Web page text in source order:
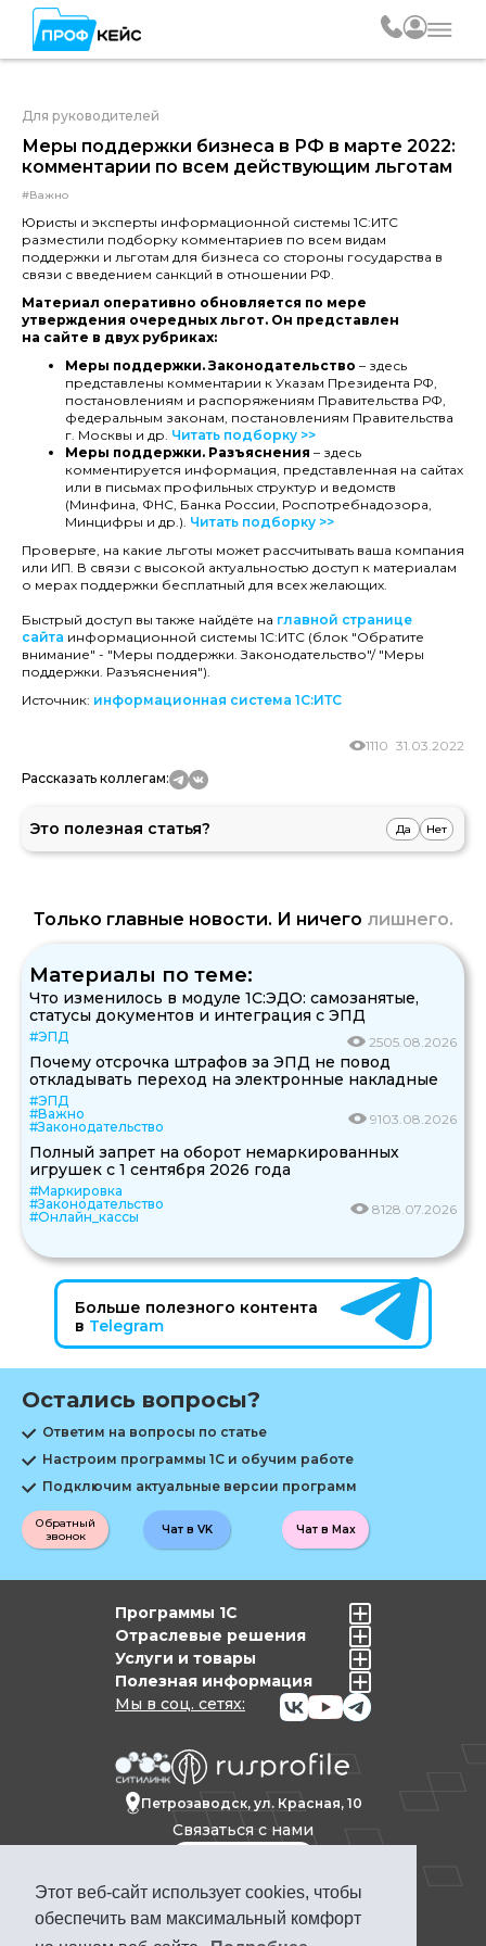
Этот веб-сайт использует cookies, чтобы
обеспечить вам максимальный комфорт
Для руководителей
Меры поддержки бизнеса в РФ в марте 2022:
комментарии по всем действующим льготам
#Важно
Юристы и эксперты информационной системы 1С:ИТС
разместили подборку комментариев по всем видам
поддержки и льготам для бизнеса со стороны государства в
связи с введением санкций в отношении РФ.
Материал оперативно обновляется по мере
утверждения очередных льгот. Он представлен
на сайте в двух рубриках:
Меры поддержки. Законодательство – здесь
представлены комментарии к Указам Президента РФ,
постановлениям и распоряжениям Правительства РФ,
федеральным законам, постановлениям Правительства
г. Москвы и др. Читать подборку >>
Меры поддержки. Разъяснения – здесь
комментируется информация, представленная на сайтах
или в письмах профильных структур и ведомств
(Минфина, ФНС, Банка России, Роспотребнадозора,
Минцифры и др.). Читать подборку >>
Проверьте, на какие льготы может рассчитывать ваша компания
или ИП. В связи с высокой актуальностью доступ к материалам
о мерах поддержки бесплатный для всех желающих.
Быстрый доступ вы также найдёте на главной странице
сайта информационной системы 1С:ИТС (блок "Обратите
внимание" - "Меры поддержки. Законодательство"/ "Меры
поддержки. Разъяснения").
Источник: информационная система 1С:ИТС
31.03.2022
1110
Рассказать коллегам:
Это полезная статья? Да Нет
Только главные новости. И ничего лишнего.
Материалы по теме:
Что изменилось в модуле 1С:ЭДО: самозанятые,
статусы документов и интеграция с ЭПД
#ЭПД 2505.08.2026
Почему отсрочка штрафов за ЭПД не повод
откладывать переход на электронные накладные
#ЭПД
#Важно
#Законодательство
9103.08.2026
Полный запрет на оборот немаркированных
игрушек с 1 сентября 2026 года
#Маркировка
#Законодательство
#Онлайн_кассы
8128.07.2026
Больше полезного контента
в Telegram
Остались вопросы?
Ответим на вопросы по статье
Настроим программы 1С и обучим работе
Подключим актуальные версии программ
Обратный
звонок
Чат в Max
Чат в VK
Петрозаводск, ул. Красная, 10
Связаться с нами
Мы в соц. сетях:
Политика конфиденциальности
Программы 1С
Отраслевые решения
Услуги и товары
Полезная информация